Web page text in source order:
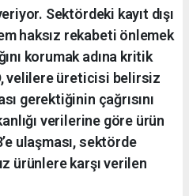
Sektördeki kayıt dışı
haksız rekabeti önlemek
korumak adına kritik
velilere üreticisi belirsiz
gerektiğinin çağrısını
verilerine göre ürün
ulaşması, sektörde
ürünlere karşı verilen